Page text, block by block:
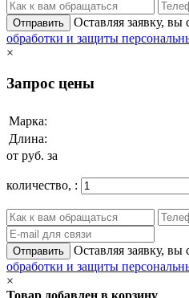
Отправить Оставляя заявку, вы
обработки и защиты
×
Запрос цены
Марка:
Длина:
от руб. за
количество, :
Отправить Оставляя заявку, вы
обработки и защиты
×